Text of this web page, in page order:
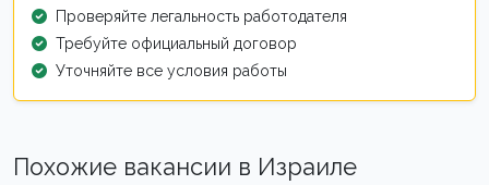
Проверяйте легальность работодателя
Требуйте официальный договор
Уточняйте все условия работы
Похожие вакансии в Израиле